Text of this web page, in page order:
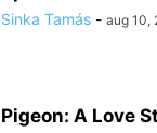
Sinka Tamás - aug 10,
Pigeon: A Love